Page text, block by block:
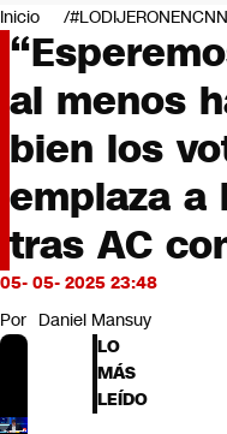
Negocios
Deportes
Programas completos
Cultura
Servicios
Bits
CNN tiempo
Futuro 360
Opinión
Inicio #LODIJERONENCNN
al menos
bien los
emplaza a
tras AC
05- 05- 2025 23:48
Por Daniel Mansuy
LO
MÁS
LEÍDO